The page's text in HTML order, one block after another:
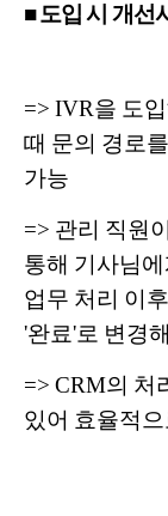
■ 도입 시 개선
=> IVR을 도
때 문의 경로
가능
=> 관리 직원
통해 기사님
업무 처리 이
'완료'로 변경
=> CRM의 처
있어 효율적